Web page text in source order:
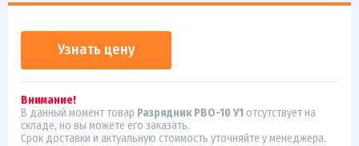
Узнать цену
Внимание!
В данный момент товар Разрядник РВО-10 У1 отсутствует на
складе, но вы можете его заказать.
Срок доставки и актуальную стоимость уточняйте у менеджера.